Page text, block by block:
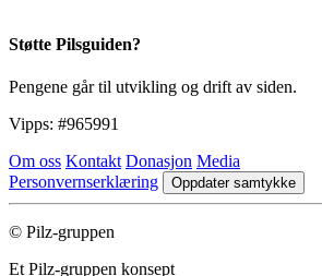
Støtte Pilsguiden?
Pengene går til utvikling og drift av siden.
Vipps: #965991
Om oss Kontakt Donasjon Media
Personvernserklæring
Oppdater samtykke
© Pilz-gruppen
Et Pilz-gruppen konsept